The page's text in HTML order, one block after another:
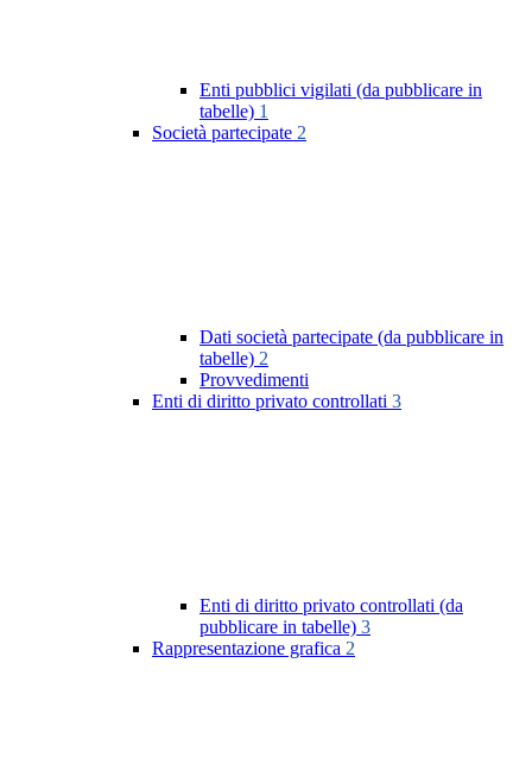
Enti pubblici vigilati (da pubblicare in
tabelle) 1
Società partecipate 2
Dati società partecipate (da pubblicare in
tabelle) 2
Provvedimenti
Enti di diritto privato controllati 3
Enti di diritto privato controllati (da
pubblicare in tabelle) 3
Rappresentazione grafica 2